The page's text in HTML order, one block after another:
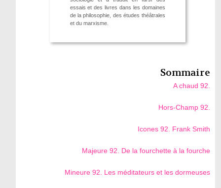
essais et des livres dans les domaines
de la philosophie, des études théâtrales
et du marxisme.
Sommaire
A chaud 92.
Hors-Champ 92.
Icones 92. Frank Smith
Majeure 92. De la fourchette à la fourche
Mineure 92. Les méditateurs et les dormeuses